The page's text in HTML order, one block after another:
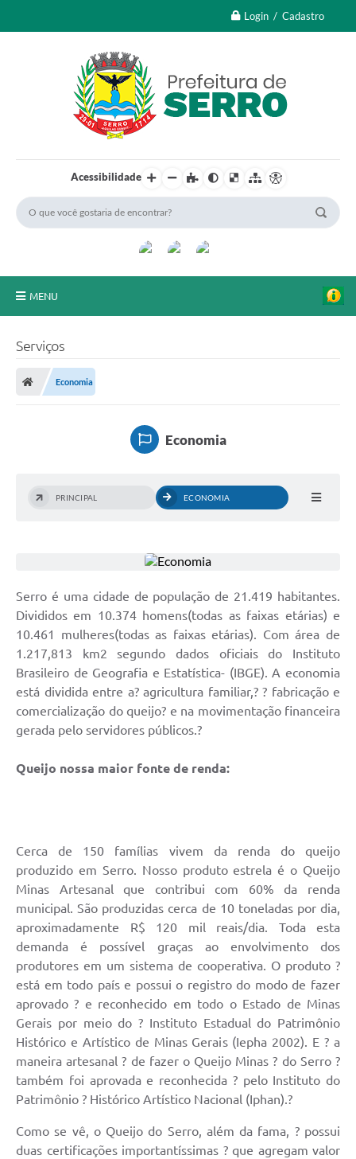
Login / Cadastro
Acessibilidade
MENU
Transparência Pública
Processo Seletivo/Concurso Público
Taxas de Inscrição/Guia de Arrecadação / Tributos
Plano Diretor Participativo de Serro/MG
Sala Mineira do Empreendedor de Serro/MG
Organizações da Sociedade Civil
Lei Paulo Gustavo
Turismo
Horário - Linhas Municipais de Coletivos
Lei Aldir Blanc
Chamamento Público
Convênios
Arquivos para Download
SIC
FAQ
Jornal
Covid -19 em Serro
Links
Audiências Públicas
Galeria de Fotos
Serviços
Economia
Economia
PRINCIPAL ECONOMIA
Serro é uma cidade de população de 21.419 habitantes.
Divididos em 10.374 homens(todas as faixas etárias) e
10.461 mulheres(todas as faixas etárias). Com área de
1.217,813 km2 segundo dados oficiais do Instituto
Brasileiro de Geografia e Estatística- (IBGE). A economia
está dividida entre a? agricultura familiar,? ? fabricação e
comercialização do queijo? e na movimentação financeira
gerada pelo servidores públicos.?
Queijo nossa maior fonte de renda:
Cerca de 150 famílias vivem da renda do queijo
produzido em Serro. Nosso produto estrela é o Queijo
Minas Artesanal que contribui com 60% da renda
municipal. São produzidas cerca de 10 toneladas por dia,
aproximadamente R$ 120 mil reais/dia. Toda esta
demanda é possível graças ao envolvimento dos
produtores em um sistema de cooperativa. O produto ?
está em todo país e possui o registro do modo de fazer
aprovado ? e reconhecido em todo o Estado de Minas
Gerais por meio do ? Instituto Estadual do Patrimônio
Histórico e Artístico de Minas Gerais (Iepha 2002). E ? a
maneira artesanal ? de fazer o Queijo Minas ? do Serro ?
também foi aprovada e reconhecida ? pelo Instituto do
Patrimônio ? Histórico Artístico Nacional (Iphan).?
Como se vê, o Queijo do Serro, além da fama, ? possui
duas certificações importantíssimas ? que agregam valor